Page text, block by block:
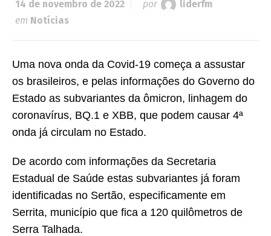
14 de novembro de 2022 por
liderfm
em Notícias
Uma nova onda da Covid-19 começa a assustar
os brasileiros, e pelas informações do Governo do
Estado as subvariantes da ômicron, linhagem do
coronavírus, BQ.1 e XBB, que podem causar 4ª
onda já circulam no Estado.
De acordo com informações da Secretaria
Estadual de Saúde estas subvariantes já foram
identificadas no Sertão, especificamente em
Serrita, município que fica a 120 quilômetros de
Serra Talhada.